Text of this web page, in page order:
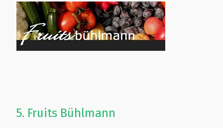
5. Fruits Bühlmann